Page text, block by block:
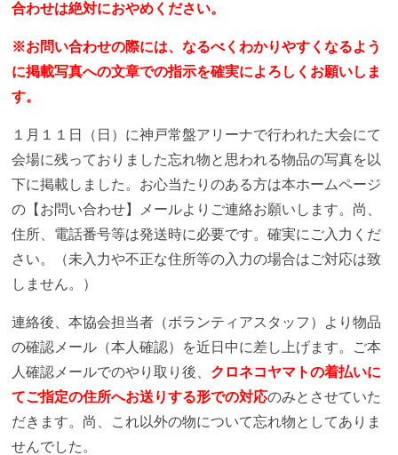
合わせは絶対におやめください。
※お問い合わせの際には、なるべくわかりやすくなるよう
に掲載写真への文章での指示を確実によろしくお願いしま
す。
１月１１日（日）に神戸常盤アリーナで行われた大会にて
会場に残っておりました忘れ物と思われる物品の写真を以
下に掲載しました。お心当たりのある方は本ホームページ
の【お問い合わせ】メールよりご連絡お願いします。尚、
住所、電話番号等は発送時に必要です。確実にご入力くだ
さい。（未入力や不正な住所等の入力の場合はご対応は致
しません。）
連絡後、本協会担当者（ボランティアスタッフ）より物品
の確認メール（本人確認）を近日中に差し上げます。ご本
人確認メールでのやり取り後、 クロネコヤマトの着払いに
てご指定の住所へお送りする形での対応のみとさせていた
だきます。尚、これ以外の物について忘れ物としてありま
せんでした。